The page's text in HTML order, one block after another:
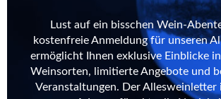
Lust auf ein bisschen Wein-
kostenfreie Anmeldung für unseren
ermöglicht Ihnen exklusive Einblicke
Weinsorten, limitierte Angebote und
Veranstaltungen. Der Allesweinletter